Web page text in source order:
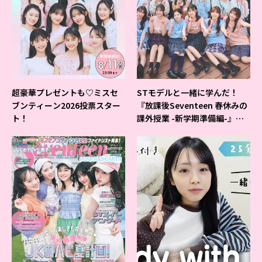
超豪華プレゼントも♡ミスセ
ブンティーン2026投票スター
ト！
STモデルと一緒に学んだ！
『放課後Seventeen 春休みの
課外授業 -新学期準備編-』イ